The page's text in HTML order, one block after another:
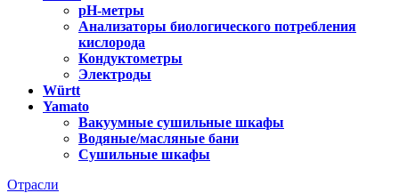
pH-метры
Анализаторы биологического потребления
кислорода
Кондуктометры
Электроды
Württ
Yamato
Вакуумные сушильные шкафы
Водяные/масляные бани
Сушильные шкафы
Отрасли